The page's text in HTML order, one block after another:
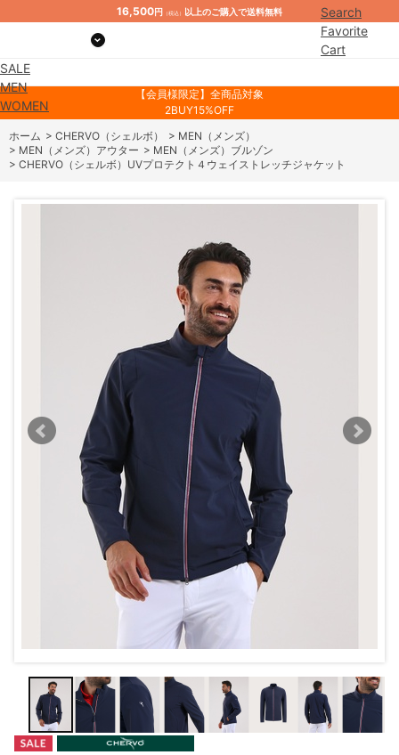
16,500円 （税込） 以上のご購入で送料無料
Search
Favorite
Cart
SALE
MEN
WOMEN
【会員様限定】全商品対象
2BUY15%OFF
ホーム > CHERVO（シェルボ） > MEN（メンズ）
> MEN（メンズ）アウター > MEN（メンズ）ブルゾン
> CHERVO（シェルボ）UVプロテクト４ウェイストレッチジャケット